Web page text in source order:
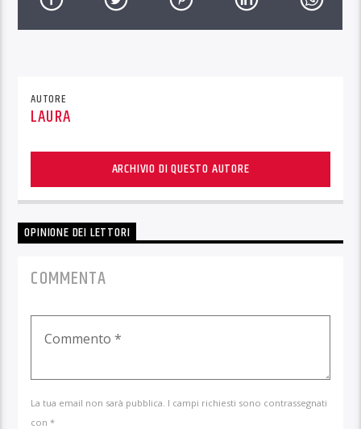
AUTORE
LAURA
ARCHIVIO DI QUESTO AUTORE
OPINIONE DEI LETTORI
COMMENTA
La tua email non sarà pubblica. I campi richiesti sono contrassegnati
con *